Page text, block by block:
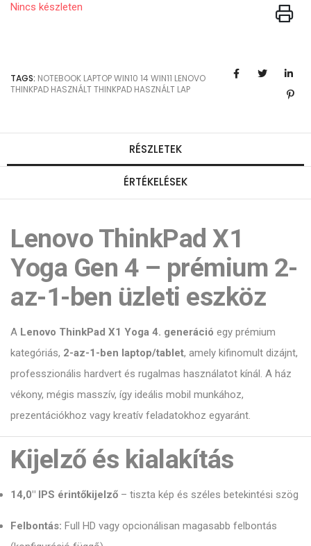
Nincs készleten
TAGS: NOTEBOOK LAPTOPWIN10 14 WIN11 LENOVO
THINKPAD HASZNÁLT THINKPAD HASZNÁLT LAP
RÉSZLETEK
ÉRTÉKELÉSEK
Lenovo ThinkPad X1
Yoga Gen 4 – prémium 2-
az-1-ben üzleti eszköz
A Lenovo ThinkPad X1 Yoga 4. generáció egy prémium
kategóriás, 2-az-1-ben laptop/tablet, amely kifinomult dizájnt,
professzionális hardvert és rugalmas használatot kínál. A ház
vékony, mégis masszív, így ideális mobil munkához,
prezentációkhoz vagy kreatív feladatokhoz egyaránt.
Kijelző és kialakítás
14,0″ IPS érintőkijelző – tiszta kép és széles betekintési szög
Felbontás: Full HD vagy opcionálisan magasabb felbontás